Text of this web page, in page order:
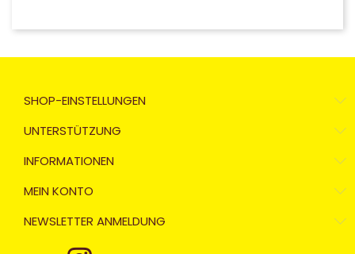
SHOP-EINSTELLUNGEN
UNTERSTÜTZUNG
INFORMATIONEN
MEIN KONTO
NEWSLETTER ANMELDUNG